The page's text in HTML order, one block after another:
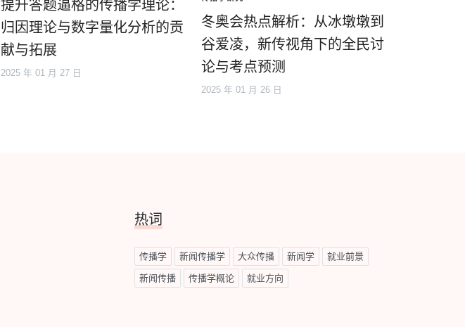
提升答题逼格的传播学理论：
归因理论与数字量化分析的贡
献与拓展
2025 年 01 月 27 日
冬奥会热点解析：从冰墩墩到
谷爱凌，新传视角下的全民讨
论与考点预测
2025 年 01 月 26 日
热词
传播学 新闻传播学 大众传播 新闻学 就业前景
新闻传播 传播学概论 就业方向